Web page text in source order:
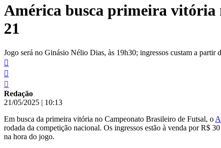
conteúdo
América busca primeira vitória
21
Jogo será no Ginásio Nélio Dias, às 19h30; ingressos custam a partir
Redação
21/05/2025 | 10:13
Em busca da primeira vitória no Campeonato Brasileiro de Futsal, o
rodada da competição nacional. Os ingressos estão à venda por R$
na hora do jogo.